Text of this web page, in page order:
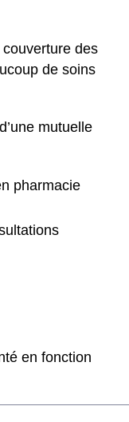
couverture des
de soins
mutuelle
pharmacie
en fonction